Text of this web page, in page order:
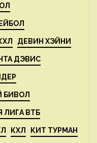
ДЕВИН ХЭЙНИ
ДЭВИС
БИВОЛ
ЛИГА ВТБ
КХЛ КИТ ТУРМАН